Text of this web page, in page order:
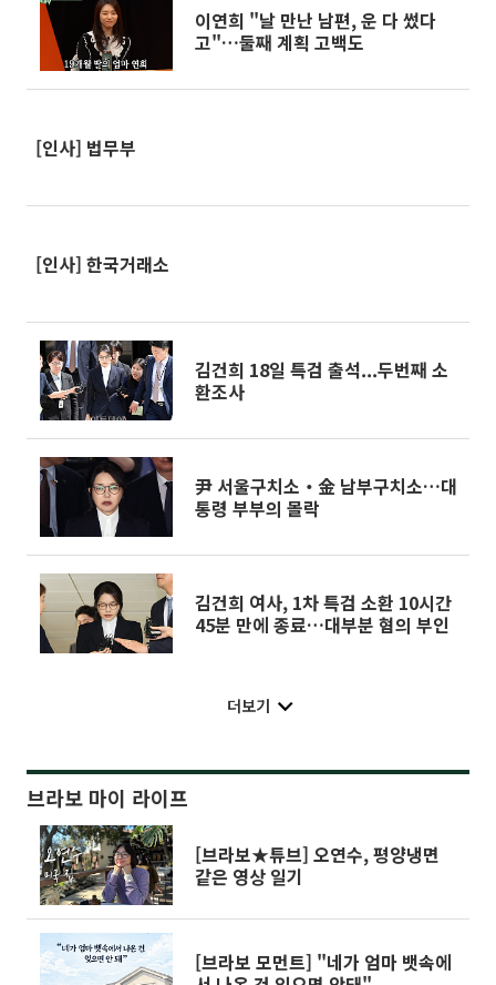
이연희 "날 만난 남편, 운 다 썼다
고"…둘째 계획 고백도
[인사] 법무부
[인사] 한국거래소
김건희 18일 특검 출석...두번째 소
환조사
尹 서울구치소‧金 남부구치소…대
통령 부부의 몰락
김건희 여사, 1차 특검 소환 10시간
45분 만에 종료…대부분 혐의 부인
더보기
브라보 마이 라이프
[브라보★튜브] 오연수, 평양냉면
같은 영상 일기
[브라보 모먼트] "네가 엄마 뱃속에